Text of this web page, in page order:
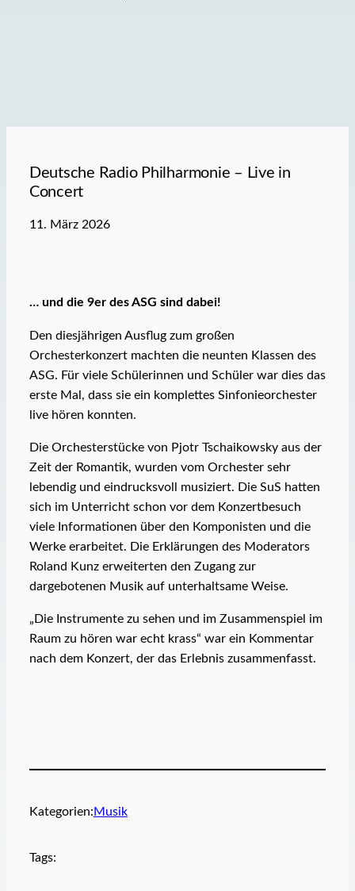
Deutsche Radio Philharmonie – Live in
Concert
11. März 2026
… und die 9er des ASG sind dabei!
Den diesjährigen Ausflug zum großen
Orchesterkonzert machten die neunten Klassen des
ASG. Für viele Schülerinnen und Schüler war dies das
erste Mal, dass sie ein komplettes Sinfonieorchester
live hören konnten.
Die Orchesterstücke von Pjotr Tschaikowsky aus der
Zeit der Romantik, wurden vom Orchester sehr
lebendig und eindrucksvoll musiziert. Die SuS hatten
sich im Unterricht schon vor dem Konzertbesuch
viele Informationen über den Komponisten und die
Werke erarbeitet. Die Erklärungen des Moderators
Roland Kunz erweiterten den Zugang zur
dargebotenen Musik auf unterhaltsame Weise.
„Die Instrumente zu sehen und im Zusammenspiel im
Raum zu hören war echt krass“ war ein Kommentar
nach dem Konzert, der das Erlebnis zusammenfasst.
Kategorien:Musik
Tags: